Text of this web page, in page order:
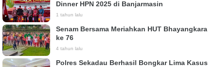
Dinner HPN 2025 di Banjarmasin
1 tahun lalu
Senam Bersama Meriahkan HUT Bhayangkara
ke 76
4 tahun lalu
Polres Sekadau Berhasil Bongkar Lima Kasus